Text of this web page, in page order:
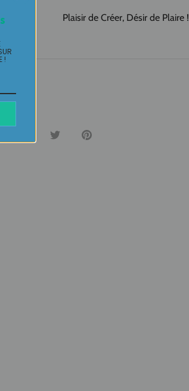
Plaisir de Créer, Désir de Plaire !
Partager TweeterÉpingler
!